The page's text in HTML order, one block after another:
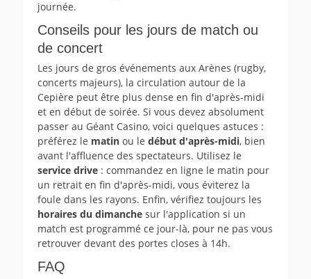
journée.
Conseils pour les jours de match ou
de concert
Les jours de gros événements aux Arènes (rugby,
concerts majeurs), la circulation autour de la
Cepière peut être plus dense en fin d'après-midi
et en début de soirée. Si vous devez absolument
passer au Géant Casino, voici quelques astuces :
préférez le matin ou le début d'après-midi, bien
avant l'affluence des spectateurs. Utilisez le
service drive : commandez en ligne le matin pour
un retrait en fin d'après-midi, vous éviterez la
foule dans les rayons. Enfin, vérifiez toujours les
horaires du dimanche sur l'application si un
match est programmé ce jour-là, pour ne pas vous
retrouver devant des portes closes à 14h.
FAQ